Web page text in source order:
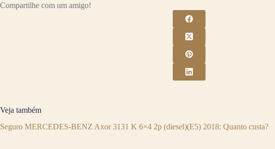
Compartilhe com um amigo!
Veja também
Seguro MERCEDES-BENZ Axor 3131 K 6×4 2p (diesel)(E5) 2018: Quanto custa?